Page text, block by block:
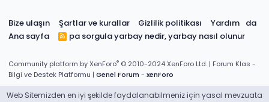
Bize ulaşın Şartlar ve kurallar Gizlilik politikası
Yardım
Ana sayfa
da
pa sorgulayarbay nedir, yarbay nasıl olunur
R
S
Community platform by XenForo® © 2010-2024 XenForo Ltd. | Forum Klas -
Bilgi ve Destek Platformu | Genel Forum - xenForo
Web Sitemizden en iyi şekilde faydalanabilmeniz için yasal mevzuata